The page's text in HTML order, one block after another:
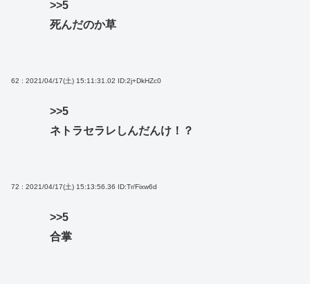
>>5
死んだのか草
62 : 2021/04/17(土) 15:11:31.02 ID:2j+DkHZc0
>>5
ネトラセラレしんだんけ！？
72 : 2021/04/17(土) 15:13:56.36 ID:Tr/Fixw6d
>>5
合掌